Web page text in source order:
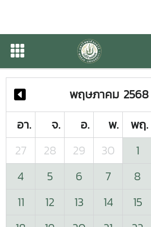
ปฏิทินกิจกรรมของหน่ว
ปฏิทินกิจกรรมของหน่วยงาน
พฤษภาคม 2568
อา.
จ. อ. พ. พฤ.
27
28 29 30 1
4
5 6 7 8
11
12 13 14 15